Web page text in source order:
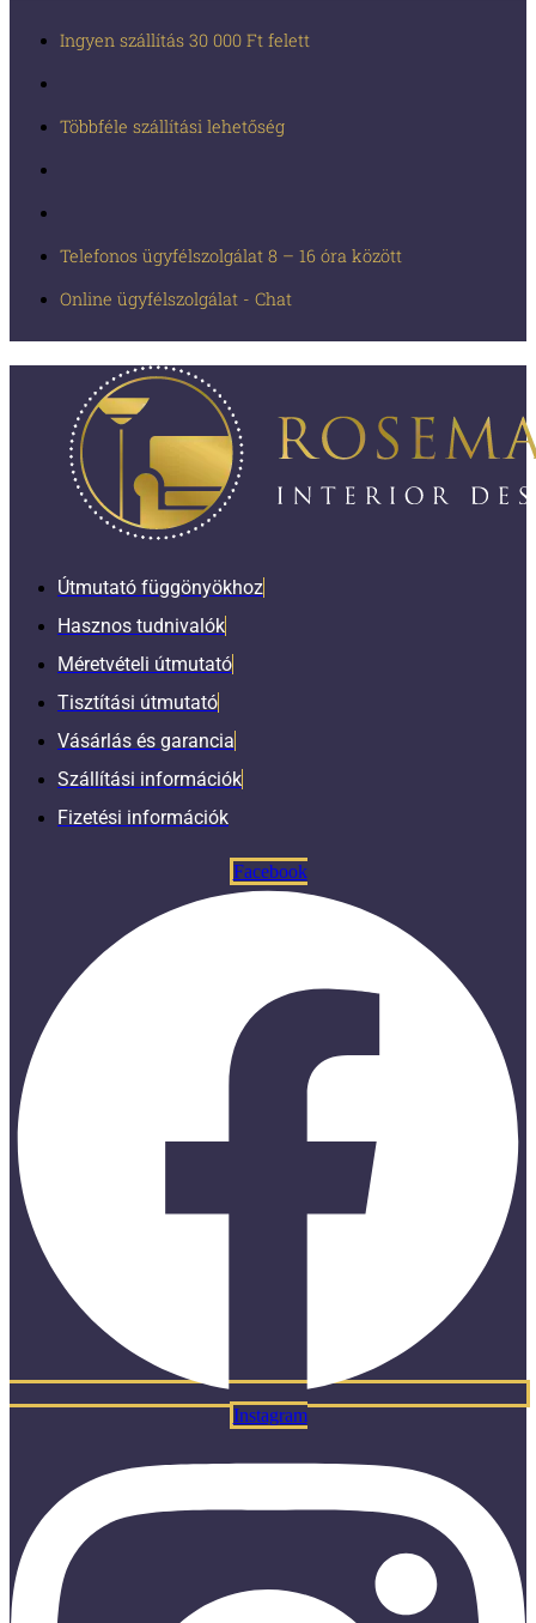
Ingyen szállítás 30 000 Ft felett
Többféle szállítási lehetőség
Telefonos ügyfélszolgálat 8 – 16 óra között
Online ügyfélszolgálat - Chat
Útmutató függönyökhoz
Hasznos tudnivalók
Méretvételi útmutató
Tisztítási útmutató
Vásárlás és garancia
Szállítási információk
Fizetési információk
Facebook
Instagram